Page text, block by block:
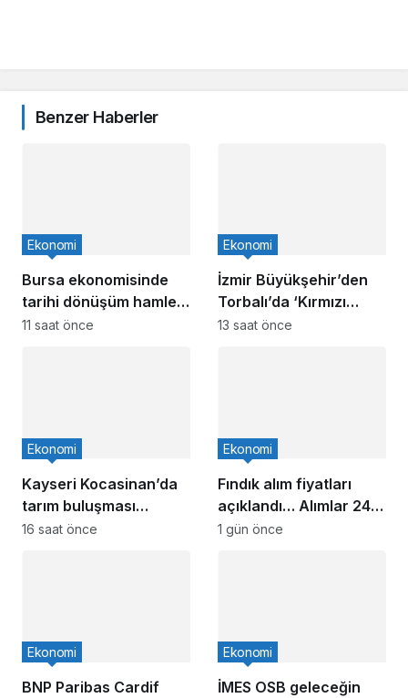
Benzer Haberler
Bursa ekonomisinde
tarihi dönüşüm hamlesi
resmen başladı…
Ekonomi
11 saat önce
İzmir Büyükşehir’den
Torbalı’da ‘Kırmızı
Altın’ mesaisi
Ekonomi
13 saat önce
Kayseri Kocasinan’da
tarım buluşması
hasatla açıldı
Ekonomi
16 saat önce
Fındık alım fiyatları
açıklandı… Alımlar 24
Ağustos’ta başlıyor
Ekonomi
1 gün önce
BNP Paribas Cardif
Ekonomi
İMES OSB geleceğin
Ekonomi